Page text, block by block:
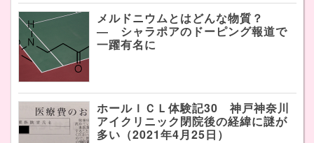
メルドニウムとはどんな物質？
― シャラポアのドーピング報道で
一躍有名に
ホールＩＣＬ体験記30 神戸神奈川
アイクリニック閉院後の経緯に謎が
多い（2021年4月25日）